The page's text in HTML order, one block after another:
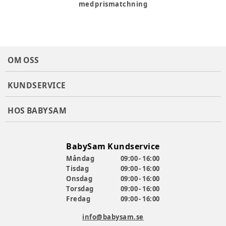
Material:
Produktionsland:Kina
Artikelnummer:
med prismatchning
OM OSS
KUNDSERVICE
HOS BABYSAM
BabySam Kundservice
Måndag
09:00 - 16:00
Tisdag
09:00 - 16:00
Onsdag
09:00 - 16:00
Torsdag
09:00 - 16:00
Fredag
09:00 - 16:00
info@babysam.se